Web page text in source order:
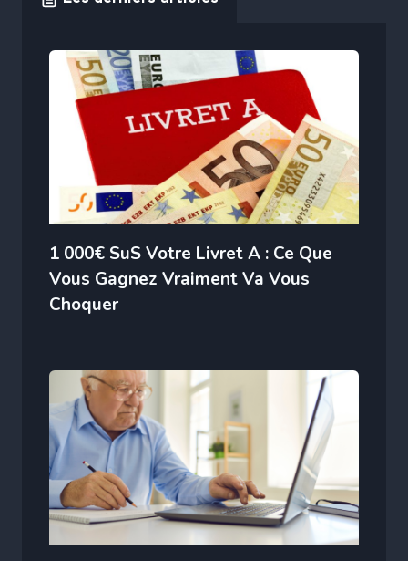
1 000€ SuS Votre Livret A : Ce Que
Vous Gagnez Vraiment Va Vous
Choquer